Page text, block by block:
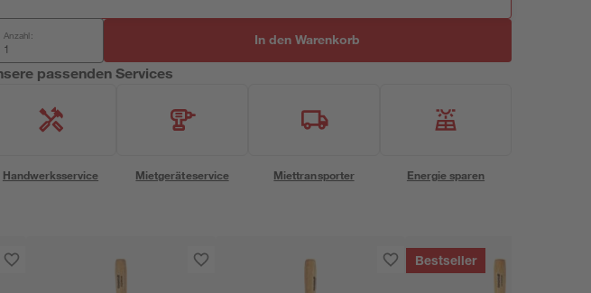
Anzahl: In den Warenkorb
passenden Services
Handwerksservice Mietgeräteservice Miettransporter Energie sparen
Bestseller